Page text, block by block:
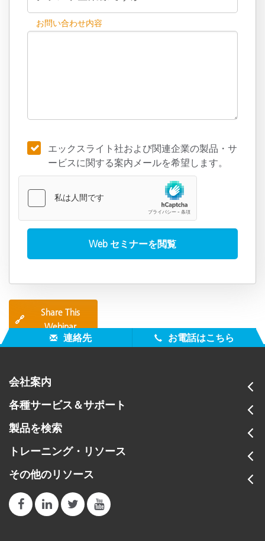
お問い合わせ内容
エックスライト社および関連企業の製品・サ
ービスに関する案内メールを希望します。
🔗
Share This
Webinar
連絡先 お電話はこちら
会社案内
各種サービス＆サポート
製品を検索
トレーニング・リソース
その他のリソース